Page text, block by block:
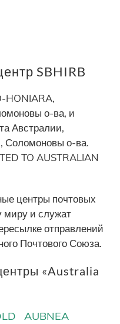
SBHIRB
HONIARA,
о-ва, и
Австралии,
Соломоновы о-ва.
TO AUSTRALIAN
центры почтовых
миру и служат
отправлений
Почтового Союза.
«Australia
AUBNEA